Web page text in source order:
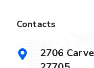
Contacts
2706